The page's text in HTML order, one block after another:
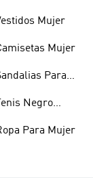
Mujer
Mujer
Para
Tenis Negro
Para Mujer